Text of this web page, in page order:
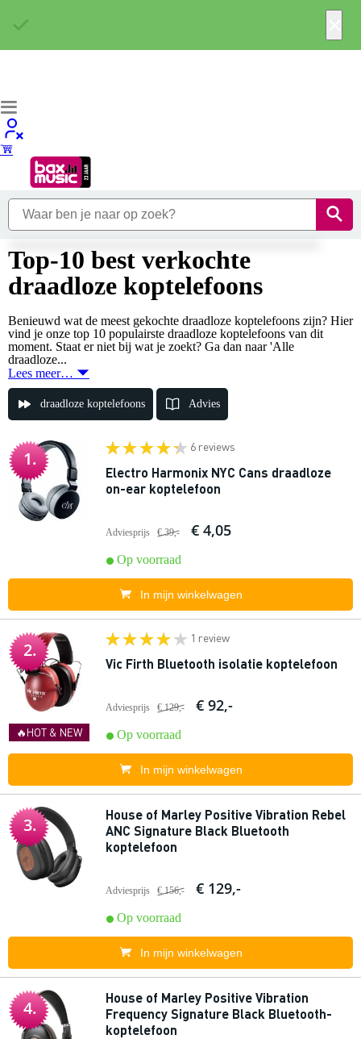
Top-10 best verkochte
draadloze koptelefoons
Benieuwd wat de meest gekochte draadloze koptelefoons zijn? Hier
vind je onze top 10 populairste draadloze koptelefoons van dit
moment. Staat er niet bij wat je zoekt? Ga dan naar 'Alle
draadloze...
Lees meer…
draadloze koptelefoons Advies
1.
6 reviews
Electro Harmonix NYC Cans draadloze
on-ear koptelefoon
Adviesprijs € 39,- € 4,05
Op voorraad
In mijn winkelwagen
2.
🔥HOT & NEW
1 review
Vic Firth Bluetooth isolatie koptelefoon
Adviesprijs € 129,- € 92,-
Op voorraad
In mijn winkelwagen
3.
House of Marley Positive Vibration Rebel
ANC Signature Black Bluetooth
koptelefoon
Adviesprijs € 156,- € 129,-
Op voorraad
In mijn winkelwagen
4.
House of Marley Positive Vibration
Frequency Signature Black Bluetooth-
koptelefoon